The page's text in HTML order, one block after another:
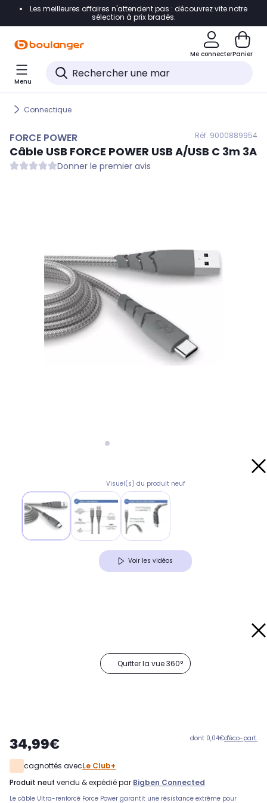
Accéder directement à la navigation
Accéder directement au pied de page
Accéder directement au chatbot
Les meilleures affaires n'attendent pas : découvrez vite notre
sélection à prix bradés.
Me connecterPanier
Menu
Connectique
FORCE POWER Réf. 9000889954
Câble USB FORCE POWER USB A/USB C 3m 3A
Donner le premier avis
Visuel(s) du produit neuf
Voir les vidéos
Quitter la vue 360°
34,99€ dont 0,04€d'éco-part.
cagnottés avecLe Club+
produit neuf vendu & expédié par Bigben Connected
Le câble Ultra-renforcé Force Power garantit une résistance extrême pour